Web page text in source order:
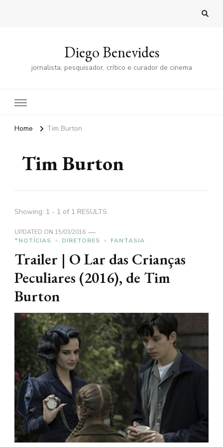
Diego Benevides
jornalista, pesquisador, crítico e curador de cinema
Home Tim Burton
Tim Burton
Showing: 1 - 1 of 1 RESULTS
UPDATED ON 15/03/2016
*NOTÍCIAS
DIRETORES FANTASIA
Trailer | O Lar das Crianças
Peculiares (2016), de Tim
Burton